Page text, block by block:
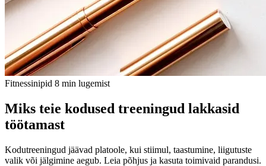
Fitnessinipid 8 min lugemist
Miks teie kodused treeningud lakkasid
töötamast
Kodutreeningud jäävad platoole, kui stiimul, taastumine, liigutuste
valik või jälgimine aegub. Leia põhjus ja kasuta toimivaid parandusi.